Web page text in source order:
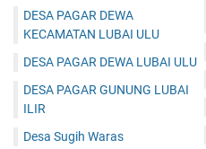
DESA PAGAR DEWA
KECAMATAN LUBAI ULU
DESA PAGAR DEWA LUBAI ULU
DESA PAGAR GUNUNG LUBAI
ILIR
Desa Sugih Waras